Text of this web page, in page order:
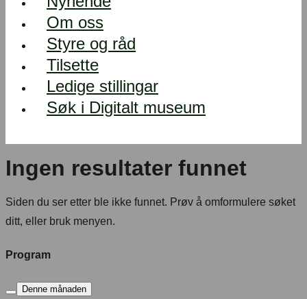
Om oss
Styre og råd
Tilsette
Ledige stillingar
Søk i Digitalt museum
Ingen resultater funnet
Siden du ser etter ble ikke funnet. Prøv å omformulere søket
ditt, eller bruk menyen.
Program
Denne månaden